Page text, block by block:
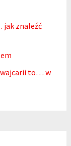
jak znaleźć
to… w